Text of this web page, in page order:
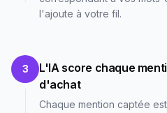
l'ajoute à votre fil.
3
L'IA score chaque
d'achat
Chaque mention captée